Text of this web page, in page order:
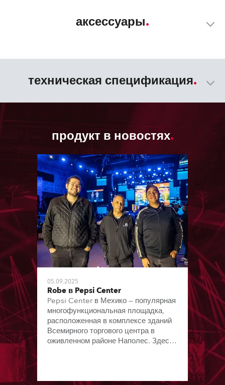
аксессуары
техническая спецификация
продукт в новостях
05.09.2025
Robe в Pepsi Center
Pepsi Center в Мехико — популярная
многофункциональная площадка,
расположенная в комплексе зданий
Всемирного торгового центра в
оживленном районе Наполес. Здесь,